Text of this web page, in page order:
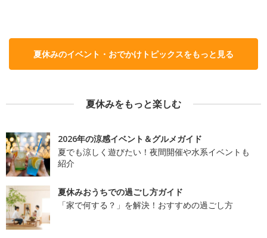
夏休みのイベント・おでかけトピックスをもっと見る
夏休みをもっと楽しむ
2026年の涼感イベント＆グルメガイド
夏でも涼しく遊びたい！夜間開催や水系イベントも
紹介
夏休みおうちでの過ごし方ガイド
「家で何する？」を解決！おすすめの過ごし方